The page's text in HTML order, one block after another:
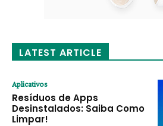
LATEST ARTICLE
Aplicativos
Resíduos de Apps
Desinstalados: Saiba Como
Limpar!